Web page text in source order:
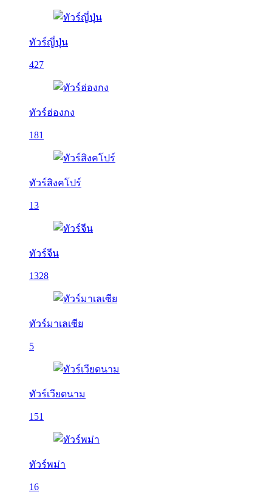
ทัวร์ญี่ปุ่น
427
ทัวร์ฮ่องกง
181
ทัวร์สิงคโปร์
13
ทัวร์จีน
1328
ทัวร์มาเลเซีย
5
ทัวร์เวียดนาม
151
ทัวร์พม่า
16